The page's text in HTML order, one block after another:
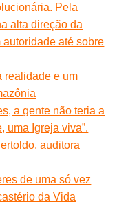
Pela
alta direção da
até sobre
realidade e um
a gente não teria a
uma Igreja viva”.
auditora
de uma só vez
da Vida